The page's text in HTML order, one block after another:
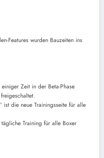
Features wurden Bauzeiten ins
Zeit in der Beta-Phase
ist die neue Trainingsseite für alle
Training für alle Boxer